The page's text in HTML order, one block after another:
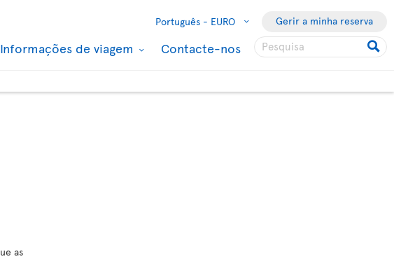
Português - EURO Gerir a minha reserva
Informações de viagem Contacte-nos
as